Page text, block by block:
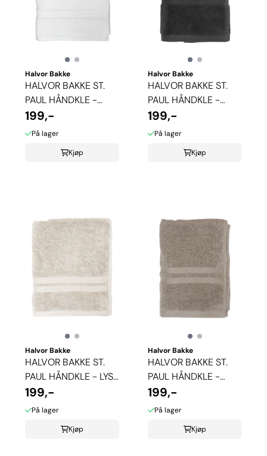
Halvor Bakke
HALVOR BAKKE ST.
PAUL HÅNDKLE -
HVIT
199,-
På lager
Kjøp
Halvor Bakke
HALVOR BAKKE ST.
PAUL HÅNDKLE -
ANTRASITT
199,-
På lager
Kjøp
Halvor Bakke
HALVOR BAKKE ST.
PAUL HÅNDKLE - LYS
SAND
199,-
På lager
Kjøp
Halvor Bakke
HALVOR BAKKE ST.
PAUL HÅNDKLE -
BEIGE
199,-
På lager
Kjøp